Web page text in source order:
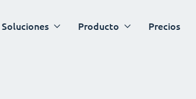
Soluciones Producto Precios